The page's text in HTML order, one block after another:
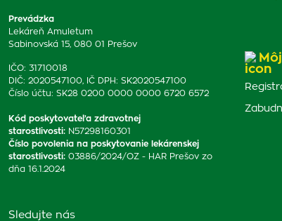
Prevádzka
Lekáreň Amuletum
Sabinovská 15, 080 01 Prešov
IČO: 31710018
DIČ: 2020547100, IČ DPH: SK2020547100
Číslo účtu: SK28 0200 0000 0000 6720 6572
Kód poskytovateľa zdravotnej
starostlivosti: N57298160301
Číslo povolenia na poskytovanie lekárenskej
starostlivosti: 03886/2024/OZ - HAR Prešov zo
dňa 16.1.2024
Sledujte nás